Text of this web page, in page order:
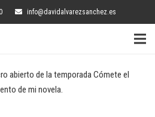
info@davidalvarezsanchez.es
abierto de la temporada Cómete el
de mi novela.